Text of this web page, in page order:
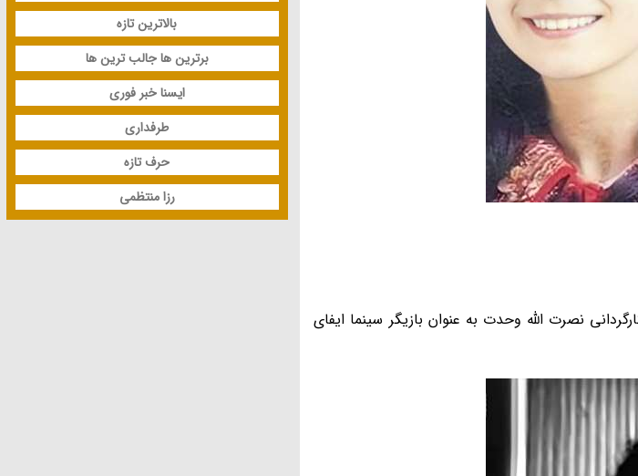
1341 در فیلم مسافری از بهشت به کارگردانی نصرت الله وحدت به عنوان بازیگر سینما ایفای
بالاترین تازه
برترین ها جالب ترین ها
ایسنا خبر فوری
طرفداری
حرف تازه
رزا منتظمی